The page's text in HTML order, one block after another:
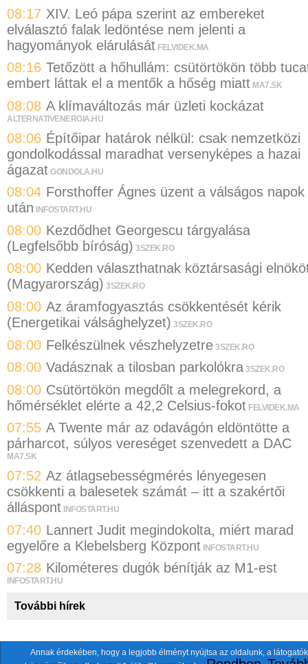
08:17 XIV. Leó pápa szerint az embereket
elválasztó falak ledöntése nem jelenti a
hagyományok elárulását FELVIDEK.MA
08:16 Tetőzött a hőhullám: csütörtökön több
embert láttak el a mentők a hőség miatt MA7.SK
08:08 A klímaváltozás már üzleti kockázat
ALTERNATIVENERGIA.HU
08:06 Építőipar határok nélkül: csak nemzetközi
gondolkodással maradhat versenyképes a hazai
ágazat GONDOLA.HU
08:04 Forsthoffer Ágnes üzent a válságos napok
után
INFOSTART.HU
08:00 Kezdődhet Georgescu tárgyalása
(Legfelsőbb bíróság) 3SZEK.RO
08:00 Kedden választhatnak köztársasági
(Magyarország) 3SZEK.RO
08:00 Az áramfogyasztás csökkentését kérik
(Energetikai válsághelyzet) 3SZEK.RO
08:00 Felkészülnek vészhelyzetre 3SZEK.RO
08:00 Vadásznak a tilosban parkolókra 3SZEK.RO
08:00 Csütörtökön megdőlt a melegrekord, a
hőmérséklet elérte a 42,2 Celsius-fokot FELVIDEK.MA
07:55 A Twente már az odavágón eldöntötte a
párharcot, súlyos vereséget szenvedett a DAC
MA7.SK
07:52 Az átlagsebességmérés lényegesen
csökkenti a balesetek számát – itt a szakértői
álláspont INFOSTART.HU
07:40 Lannert Judit megindokolta, miért marad
egyelőre a Klebelsberg Központ INFOSTART.HU
07:28 Kilométeres dugók bénítják az M1-est
INFOSTART.HU
További hírek
A fentiekkel együtt összesen 118 oldalt szemlézünk.
Annak érdekében, hogy a legjobb élményt nyújtsa az oldalunk, a látogatók